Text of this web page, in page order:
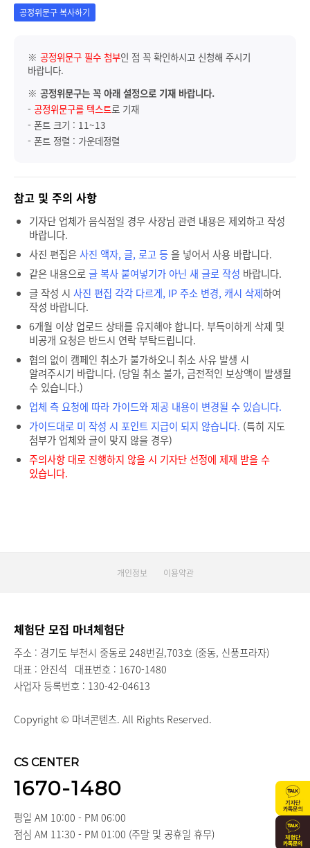
공정위문구 복사하기
※ 공정위문구 필수 첨부인 점 꼭 확인하시고 신청해 주시기
바랍니다.
※ 공정위문구는 꼭 아래 설정으로 기재 바랍니다.
- 공정위문구를 텍스트로 기재
- 폰트 크기 : 11~13
- 폰트 정렬 : 가운데정렬
참고 및 주의 사항
기자단 업체가 음식점일 경우 사장님 관련 내용은 제외하고 작성
바랍니다.
사진 편집은사진 액자, 글, 로고 등을 넣어서 사용 바랍니다.
같은 내용으로글 복사 붙여넣기가 아닌 새 글로 작성 바랍니다.
글 작성 시 사진 편집 각각 다르게, IP 주소 변경, 캐시 삭제하여
작성 바랍니다.
6개월 이상 업로드 상태를 유지해야 합니다. 부득이하게 삭제 및
비공개 요청은 반드시 연락 부탁드립니다.
협의 없이 캠페인 취소가 불가하오니 취소 사유 발생 시
알려주시기 바랍니다. (당일 취소 불가, 금전적인 보상액이 발생될
수 있습니다.)
업체 측 요청에 따라 가이드와 제공 내용이 변경될 수 있습니다.
가이드대로 미 작성 시 포인트 지급이 되지 않습니다. (특히 지도
첨부가 업체와 글이 맞지 않을 경우)
주의사항 대로 진행하지 않을 시 기자단 선정에 제재 받을 수
있습니다.
개인정보 이용약관
체험단 모집 마녀체험단
주소 : 경기도 부천시 중동로 248번길,703호 (중동, 신풍프라자)
대표 : 안진석 대표번호 : 1670-1480
사업자 등록번호 : 130-42-04613
Copyright © 마녀콘텐츠. All Rights Reserved.
CS CENTER
1670-1480
평일 AM 10:00 - PM 06:00
점심 AM 11:30 - PM 01:00 (주말 및 공휴일 휴무)